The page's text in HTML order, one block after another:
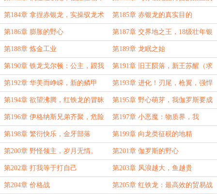
三阶段全开无法战胜（高潮大章） 见面，新的谜题（求月票）
第184章 拿捏赤银龙，实操驭龙术 第185章 赤银龙的真实目的
第186章 膨胀的野心 第187章 交界地之王，18级壮年银
龙
第188章 炼金工业 第189章 龙眠之始
第190章 铁龙戈尔顿：公主，跟我
私奔吧！（求月票）
第191章 旧王陨落，新王苏醒（求
月票）
第192章 华美而峥嵘，新的鳞甲 第193章 进化！刃尾，枪翼，强悍
的新鳞！
第194章 欲望沸腾，红铁龙的冒昧
邀爱
第195章 野心萌芽，我伽罗斯要成
为交界地之王！
第196章 伊格纳斯兄弟齐聚，危险
与机遇
第197章 小恶魔：物质界，我
来......有恶龙！快逃！
第198章 繁衍快乐，金牙部落 第199章 向龙类征税的地精
第200章 野怪领主，岁月无情。 第201章 伽罗斯的野心
第202章 打我等于打自己 第203章 风浪越大，鱼越贵
第204章 价格战 第205章 红铁龙：最高效的贸易战